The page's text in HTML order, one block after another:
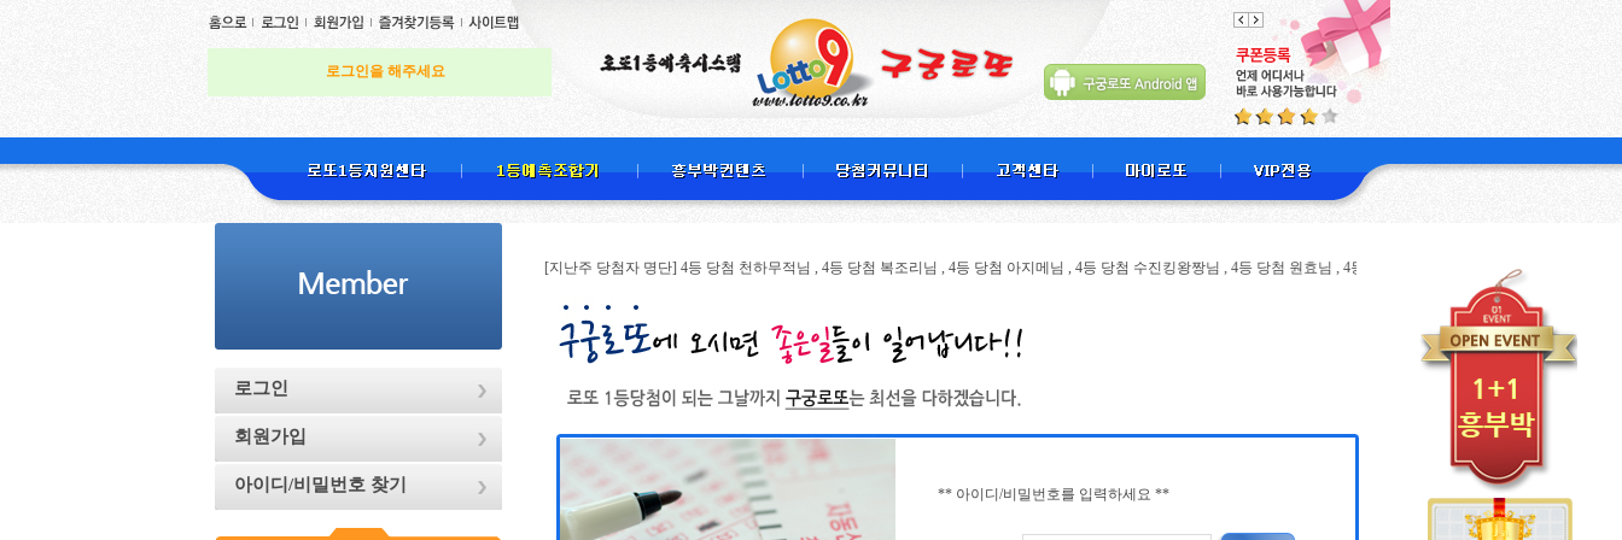
로그인을 해주세요
로그인
회원가입
아이디/비밀번호 찾기
[지난주 당첨자 명단] 4등 당첨 천하무적님 , 4등 당첨 복조리님 , 4등 당첨 아지메님 , 4등 당첨 수진킹왕짱님 , 4등 당첨 원효님 , 4등 당첨 무파마님 , 4등 당첨 옥토끼ebs님 , 4
** 아이디/비밀번호를 입력하세요 **